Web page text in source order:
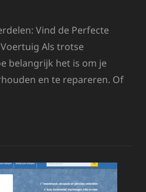
Vind de Perfecte
Als trotse
belangrijk het is om je
en te repareren. Of
OP
MARKTPLAATS